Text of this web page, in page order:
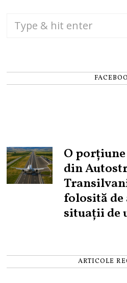
O
din
folosită
situații de
ARTICOLE